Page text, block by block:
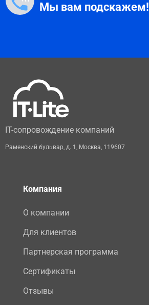
Мы вам подскажем!
IT-сопровождение компаний
Раменский бульвар, д. 1 , Москва, 119607
Компания
О компании
Для клиентов
Партнерская программа
Сертификаты
Отзывы